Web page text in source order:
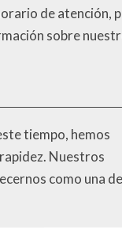
de atención,
sobre
tiempo, hemos
Nuestros
como una